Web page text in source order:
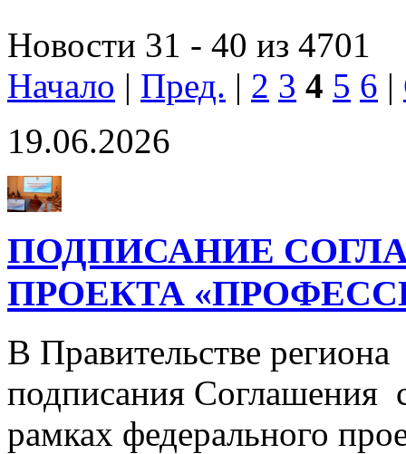
Новости 31 - 40 из 4701
Начало | Пред. | 2 3 4 5 6 |
19.06.2026
ПОДПИСАНИЕ
ПРОЕКТА
В Правительстве
подписания Соглашения
рамках федерального